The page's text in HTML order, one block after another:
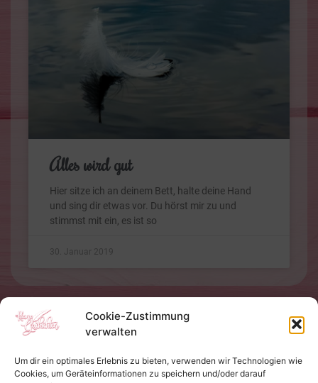
Cookie-Zustimmung
verwalten
Um dir ein optimales Erlebnis zu bieten, verwenden wir Technologien wie
Cookies, um Geräteinformationen zu speichern und/oder darauf
Alles wird gut
Hier sitze ich an deinem Bett, halte deine Hand
und sing dir etwas vor. Du hörst mir zu und
stimmst mit ein, es ist so
30. Januar 2019